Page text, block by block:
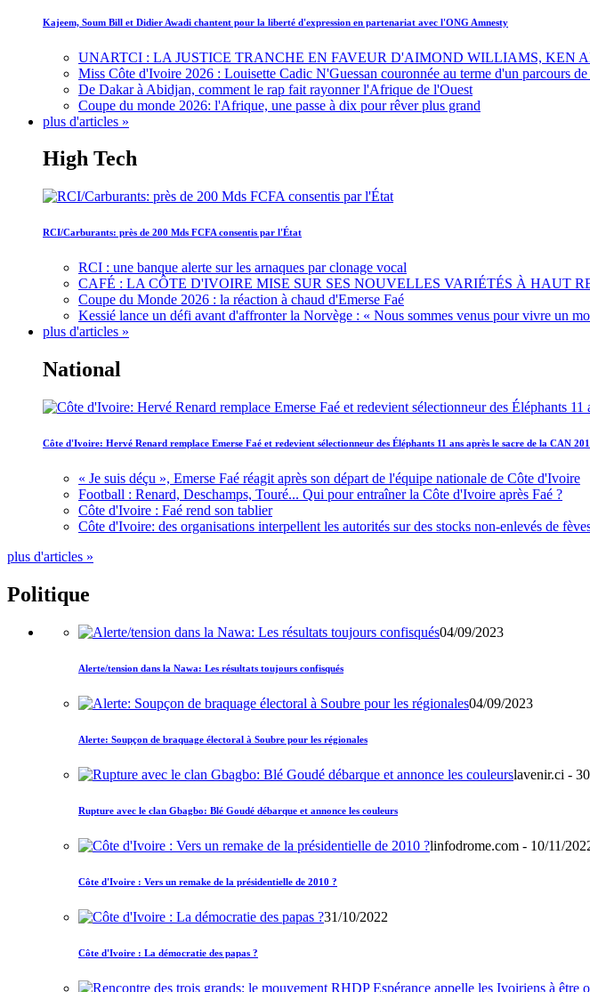
Kajeem, Soum Bill et Didier Awadi chantent pour la liberté d'expression en partenariat avec l'ONG Amnesty
UNARTCI : LA JUSTICE TRANCHE EN FAVEUR D'AIMOND WILLIAMS, KEN
Miss Côte d'Ivoire 2026 : Louisette Cadic N'Guessan couronnée au terme d'un parcours de
De Dakar à Abidjan, comment le rap fait rayonner l'Afrique de l'Ouest
Coupe du monde 2026: l'Afrique, une passe à dix pour rêver plus grand
plus d'articles »
High Tech
RCI/Carburants: près de 200 Mds FCFA consentis par l'État
RCI : une banque alerte sur les arnaques par clonage vocal
CAFÉ : LA CÔTE D'IVOIRE MISE SUR SES NOUVELLES VARIÉTÉS À HAUT
Coupe du Monde 2026 : la réaction à chaud d'Emerse Faé
Kessié lance un défi avant d'affronter la Norvège : « Nous sommes venus pour vivre un
plus d'articles »
National
Côte d'Ivoire: Hervé Renard remplace Emerse Faé et redevient sélectionneur des Éléphants 11 ans après le sacre de la CAN
« Je suis déçu », Emerse Faé réagit après son départ de l'équipe nationale de Côte d'Ivoire
Football : Renard, Deschamps, Touré... Qui pour entraîner la Côte d'Ivoire après Faé ?
Côte d'Ivoire : Faé rend son tablier
Côte d'Ivoire: des organisations interpellent les autorités sur des stocks non-enlevés de
plus d'articles »
Politique
04/09/2023
Alerte/tension dans la Nawa: Les résultats toujours confisqués
04/09/2023
Alerte: Soupçon de braquage électoral à Soubre pour les régionales
lavenir.ci -
Rupture avec le clan Gbagbo: Blé Goudé débarque et annonce les couleurs
linfodrome.com - 10/11/
Côte d'Ivoire : Vers un remake de la présidentielle de 2010 ?
31/10/2022
Côte d'Ivoire : La démocratie des papas ?